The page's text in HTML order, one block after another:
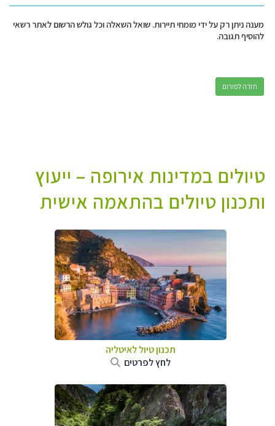
מענה ניתן רק על ידי מומחי תיירות. שואל השאלה וכל גולש הרשום לאתר רשאי
להוסיף תגובה.
חזרה לפורום
טיולים במדינות אירופה – ייעוץ
ותכנון טיולים בהתאמה אישית
תכנון טיול לאיטליה
לחץ לפרטים